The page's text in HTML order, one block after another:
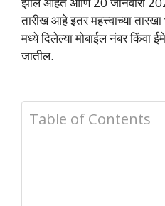
तारीख आहे इतर महत्त्वाच्या
मध्ये दिलेल्या मोबाईल नंबर किंवा
जातील.
Table of Contents